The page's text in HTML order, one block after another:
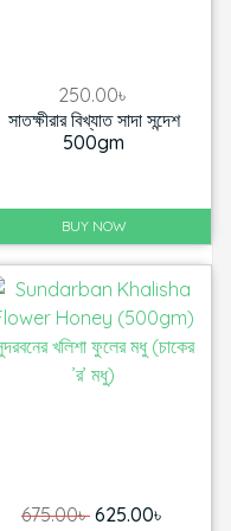
250.00৳
সাতক্ষীরার বিখ্যাত সাদা সন্দেশ
500gm
BUY NOW
675.00৳ Original
625.00৳